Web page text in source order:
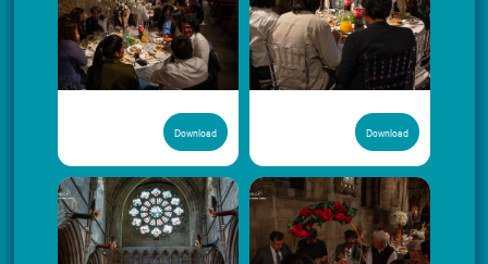
Download
Download